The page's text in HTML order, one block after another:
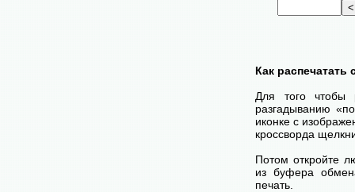
Как
Для того чтобы
разгадыванию
иконке с
кроссворда
Потом откройте
из буфера
печать.